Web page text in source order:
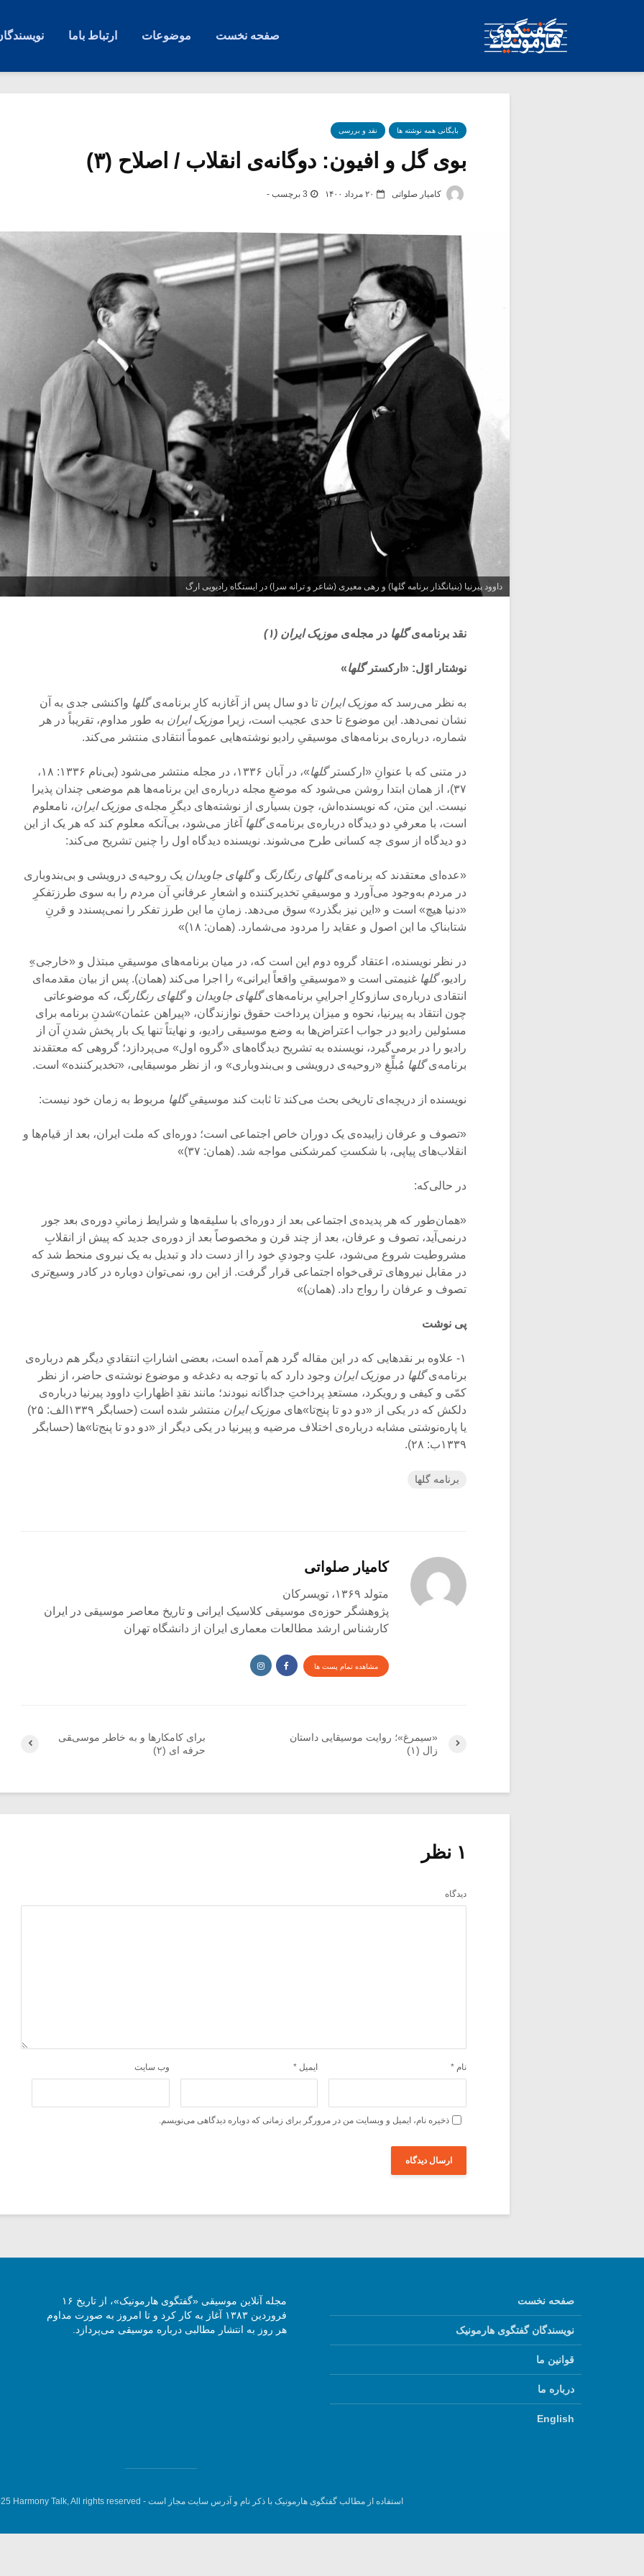
صفحه نخست موضوعات ارتباط باما
بایگانی همه نوشته ها نقد و بررسی
بوی گل و افیون: دوگانه‌ی انقلاب / اصلاح (۳)
کامیار صلواتی ۲۰ مرداد ۱۴۰۰ 3 برچسب -
داوود پیرنیا (بنیانگذار برنامه گلها) و رهی معیری (شاعر و ترانه سرا) در ایستگاه رادیویی ارگ
نقد برنامه‌یگلها در مجله‌ی موزیک ایران (۱)
نوشتار اوّل: «ارکسترگلها»
به نظر می‌رسد که موزیک ایران تا دو سال پس از آغازبه‏ کارِ برنامه‌یگلها واکنشی جدی به آن
نشان نمی‌دهد. این موضوع تا حدی عجیب است، زیرا موزیک ایران به‏ طور مداوم، تقریباً در هر
شماره، درباره‌ی برنامه‌های موسیقیِ رادیو نوشته‌هایی عموماً انتقادی منتشر می‌کند.
در متنی که با عنوانِ «ارکسترگلها
»، در آبان ۱۳۳۶، در مجله منتشر می‌شود (بی‌نام ۱۳۳۶: ۱۸،
۳۷)، از همان ابتدا روشن می‌شود که موضعِ مجله درباره‌ی این برنامه‌ها هم موضعی چندان پذیرا
نیست. این متن، که نویسنده‌اش، چون بسیاری از نوشته‌های دیگرِ مجله‌ی موزیک ایران، نامعلوم
است، با معرفیِ دو دیدگاه درباره‌ی برنامه‌یگلها آغاز می‌شود، بی‌آنکه معلوم کند که هر یک از این
دو دیدگاه از سوی چه کسانی طرح می‌شوند. نویسنده دیدگاه اول را چنین تشریح می‌کند:
«عده‌ای معتقدند که برنامه‌یگلهای رنگارنگ وگلهای جاویدان یک روحیه‌ی درویشی و بی‌بندوباری
در مردم به‌وجود می‌آورد و موسیقیِ تخدیرکننده و اشعارِ عرفانیِ آن مردم را به سوی طرزتفکرِ
«دنیا هیچ» است و «این نیز بگذرد» سوق می‌دهد. زمانِ ما این طرز تفکر را نمی‌پسندد و قرنِ
شتابناکِ ما این اصول و عقاید را مردود می‌شمارد. (همان: ۱۸)»
در نظر نویسنده، اعتقاد گروه دوم این است که، در میان برنامه‌های موسیقیِ مبتذل و «خارجی»ِ
رادیو،گلها غنیمتی است و «موسیقیِ واقعاً ایرانی» را اجرا می‌کند (همان). پس از بیان مقدمه‌ای
انتقادی درباره‌ی سازوکارِ اجراییِ برنامه‌هایگلهای جاویدان وگلهای رنگارنگ، که موضوعاتی
چون انتقاد به پیرنیا، نحوه و میزان پرداخت حقوق نوازندگان، «پیراهن عثمان»شدنِ برنامه برای
مسئولین رادیو در جواب اعتراض‌ها به وضع موسیقی رادیو، و نهایتاً تنها یک بار پخش‏ شدنِ آن از
رادیو را در برمی‌گیرد، نویسنده به تشریح دیدگاه‌های «گروه اول» می‌پردازد؛ گروهی که معتقدند
برنامه‌یگلها مُبلِّغِ «روحیه‌ی درویشی و بی‌بندوباری» و، از نظر موسیقایی، «تخدیرکننده» است.
نویسنده از دریچه‌ای تاریخی بحث می‌کند تا ثابت کند موسیقیِگلها مربوط به زمان خود نیست:‌
«تصوف و عرفان زاییده‌ی یک دوران خاص اجتماعی است؛ دوره‌ای که ملت ایران، بعد از قیام‌ها و
انقلاب‌های پیاپی، با شکستِ کمرشکنی مواجه شد. (همان: ‌۳۷)»
در حالی‌که:
«همان‌طور که هر پدیده‌ی اجتماعی بعد از دوره‌ای با سلیقه‌ها و شرایط زمانیِ دوره‌ی بعد جور
درنمی‌آید، تصوف و عرفان، بعد از چند قرن و مخصوصاً بعد از دوره‌ی جدید که پیش از انقلابِ
مشروطیت شروع می‌شود، علتِ وجودیِ خود را از دست داد و تبدیل به یک نیروی منحط شد که
در مقابل نیروهای ترقی‌خواه اجتماعی قرار گرفت. از این رو، نمی‌توان دوباره در کادر وسیع‌تری
تصوف و عرفان را رواج داد. (همان)»
پی نوشت
۱- علاوه بر نقدهایی که در این مقاله گرد هم آمده است، بعضی اشاراتِ انتقادیِ دیگر هم درباره‌ی
برنامه‌یگلها در موزیک ایران وجود دارد که با توجه به دغدغه و موضوع نوشته‌ی حاضر، از نظر
کمّی و کیفی و رویکرد، مستعدِ پرداختِ جداگانه نبودند؛ مانند نقدِ اظهاراتِ داوود پیرنیا درباره‌ی
دلکش که در یکی از «دو دو تا پنج‌تا»های موزیک ایران
منتشر شده است (حسابگر ۱۳۳۹الف: ۲۵)
یا پاره‌نوشتی مشابه درباره‌ی اختلاف مرضیه و پیرنیا در یکی دیگر از «دو دو تا پنج‌تا»ها (حسابگر
۱۳۳۹ب: ۲۸).
برنامه گلها
کامیار صلواتی
متولد ۱۳۶۹، تویسرکان
پژوهشگر حوزه‌ی موسیقی کلاسیک ایرانی و تاریخ معاصر موسیقی در ایران
کارشناس ارشد مطالعات معماری ایران از دانشگاه تهران
مشاهده تمام پست ها
برای کامکارها و به خاطر موسیقی
حرفه ای (۲)
«سیمرغ»؛ روایت موسیقایی داستان
زال (۱)
۱ نظر
دیدگاه
نام * ایمیل * وب‌ سایت
ذخیره نام، ایمیل و وبسایت من در مرورگر برای زمانی که دوباره دیدگاهی می‌نویسم.
صفحه نخست
نویسندگان گفتگوی هارمونیک
قوانین ما
درباره ما
English
مجله آنلاین موسیقی «گفتگوی هارمونیک»، از تاریخ ۱۶
فروردین ۱۳۸۳ آغاز به کار کرد و تا امروز به صورت مداوم
هر روز به انتشار مطالبی درباره موسیقی می‌پردازد.
استفاده از مطالب گفتگوی هارمونیک با ذکر نام و آدرس سایت مجاز است - Harmony Talk, All rights reserved.